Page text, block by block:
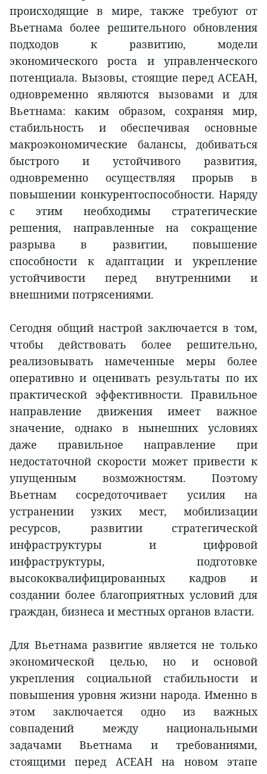
происходящие в мире, также требуют от
Вьетнама более решительного обновления
подходов к развитию, модели
экономического роста и управленческого
потенциала. Вызовы, стоящие перед АСЕАН,
одновременно являются вызовами и для
Вьетнама: каким образом, сохраняя мир,
стабильность и обеспечивая основные
макроэкономические балансы, добиваться
быстрого и устойчивого развития,
одновременно осуществляя прорыв в
повышении конкурентоспособности. Наряду
с этим необходимы стратегические
решения, направленные на сокращение
разрыва в развитии, повышение
способности к адаптации и укрепление
устойчивости перед внутренними и
внешними потрясениями.
Сегодня общий настрой заключается в том,
чтобы действовать более решительно,
реализовывать намеченные меры более
оперативно и оценивать результаты по их
практической эффективности. Правильное
направление движения имеет важное
значение, однако в нынешних условиях
даже правильное направление при
недостаточной скорости может привести к
упущенным возможностям. Поэтому
Вьетнам сосредоточивает усилия на
устранении узких мест, мобилизации
ресурсов, развитии стратегической
инфраструктуры и цифровой
инфраструктуры, подготовке
высококвалифицированных кадров и
создании более благоприятных условий для
граждан, бизнеса и местных органов власти.
Для Вьетнама развитие является не только
экономической целью, но и основой
укрепления социальной стабильности и
повышения уровня жизни народа. Именно в
этом заключается одно из важных
совпадений между национальными
задачами Вьетнама и требованиями,
стоящими перед АСЕАН на новом этапе